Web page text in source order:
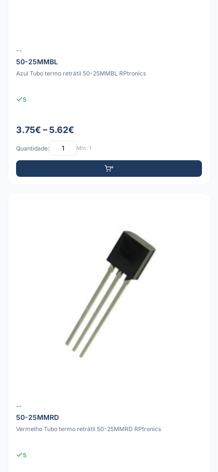
--
50-25MMBL
Azul Tubo termo retrátil 50-25MMBL RPtronics
5
3.75€ – 5.62€
Quantidade: Mín: 1
--
50-25MMRD
Vermelho Tubo termo retrátil 50-25MMRD RPtronics
5